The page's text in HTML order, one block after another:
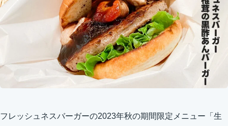
フレッシュネスバーガーの2023年秋の期間限定メニュー「生